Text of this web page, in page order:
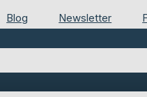
Blog Newsletter